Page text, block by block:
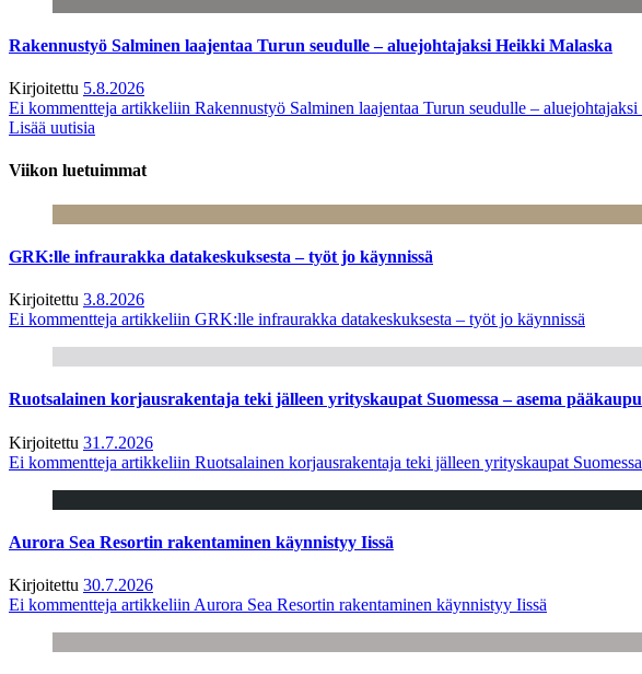
Rakennustyö Salminen laajentaa Turun seudulle – aluejohtajaksi Heikki Malaska
Kirjoitettu 5.8.2026
Ei kommentteja artikkeliin Rakennustyö Salminen laajentaa Turun seudulle –
Lisää uutisia
Viikon luetuimmat
GRK:lle infraurakka datakeskuksesta – työt jo käynnissä
Kirjoitettu 3.8.2026
Ei kommentteja artikkeliin GRK:lle infraurakka datakeskuksesta – työt jo käynnissä
Ruotsalainen korjausrakentaja teki jälleen yrityskaupat Suomessa – asema
Kirjoitettu 31.7.2026
Ei kommentteja artikkeliin Ruotsalainen korjausrakentaja teki jälleen yrityskaupat
Aurora Sea Resortin rakentaminen käynnistyy Iissä
Kirjoitettu 30.7.2026
Ei kommentteja artikkeliin Aurora Sea Resortin rakentaminen käynnistyy Iissä